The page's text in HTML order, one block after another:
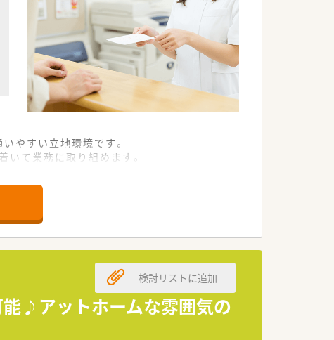
やすい立地環境です。
て業務に取り組めます。
を得ている老舗企業です。
常に働きやすい社風です。
貫いている温かい法人です。
で日々の業務を行っています。
が構築されている職場です。
提供に集中できる環境です。
能♪アットホームな雰囲気の
検討リストに追加